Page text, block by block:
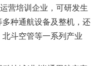
营培训企业，可研发生
种通航设备及整机，还
斗空管等一系列产业